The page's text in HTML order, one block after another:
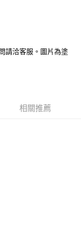
止日，確認付款後即完
確認頁面所載為準。
通過，訂單將自動取
月結算日後寄送繳費提
請洽客服。圖片為塗
相關推薦